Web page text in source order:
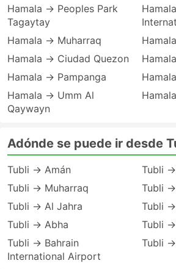
Hamala → Peoples Park
Tagaytay
Hamala → Muharraq
Hamala → Ciudad Quezon
Hamala → Pampanga
Hamala → Umm Al
Qaywayn
Adónde se puede ir desde
Tubli → Amán
Tubli → Muharraq
Tubli → Al Jahra
Tubli → Abha
Tubli → Bahrain
International Airport
Tubli
Tubli
Tubli
Tubli
Tubli